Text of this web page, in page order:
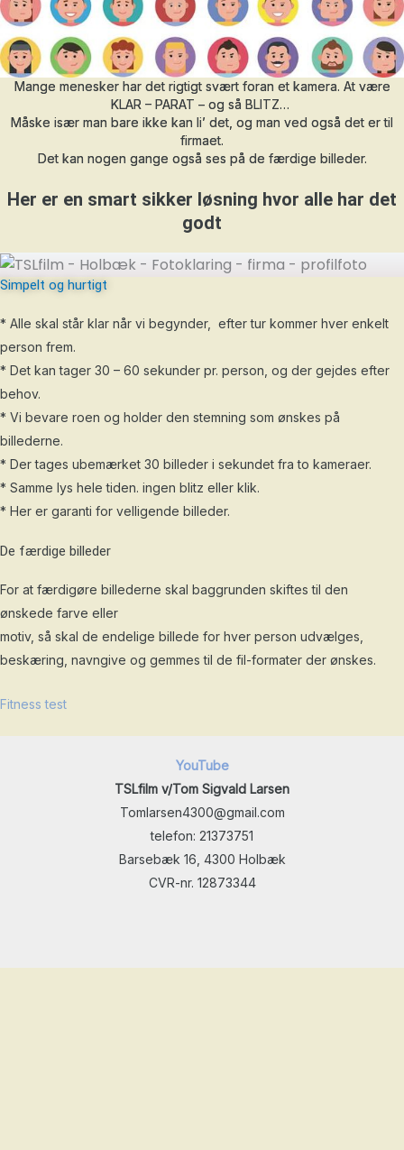
Mange menesker har det rigtigt svært foran et kamera. At være
KLAR – PARAT – og så BLITZ…
Måske især man bare ikke kan li’ det, og man ved også det er til
firmaet.
Det kan nogen gange også ses på de færdige billeder.
Her er en smart sikker løsning hvor alle har det
godt
Simpelt og hurtigt
* Alle skal står klar når vi begynder, efter tur kommer hver enkelt
person frem.
* Det kan tager 30 – 60 sekunder pr. person, og der gejdes efter
behov.
* Vi bevare roen og holder den stemning som ønskes på
billederne.
* Der tages ubemærket 30 billeder i sekundet fra to kameraer.
* Samme lys hele tiden. ingen blitz eller klik.
* Her er garanti for velligende billeder.
De færdige billeder
For at færdigøre billederne skal baggrunden skiftes til den
ønskede farve eller
motiv, så skal de endelige billede for hver person udvælges,
beskæring, navngive og gemmes til de fil-formater der ønskes.
Fitness test
YouTube
TSLfilm v/Tom Sigvald Larsen
Tomlarsen4300@gmail.com
telefon: 21373751
Barsebæk 16, 4300 Holbæk
CVR-nr. 12873344